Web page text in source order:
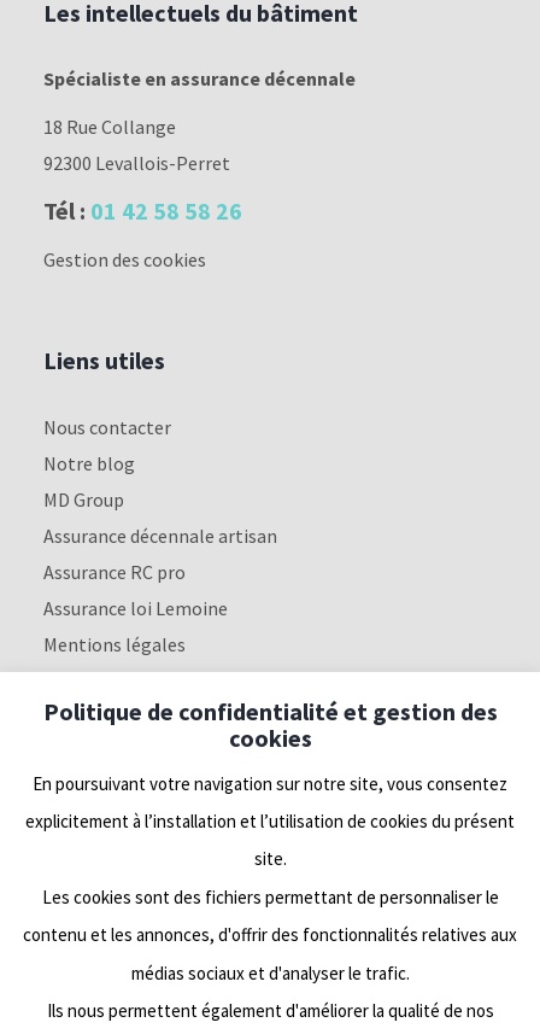
Les intellectuels du bâtiment
Spécialiste en assurance décennale
18 Rue Collange
92300 Levallois-Perret
Tél : 01 42 58 58 26
Gestion des cookies
Liens utiles
Nous contacter
Notre blog
MD Group
Assurance décennale artisan
Assurance RC pro
Assurance loi Lemoine
Mentions légales
Politique de confidentialité
Nous suivre
Facebook
Politique de confidentialité et gestion des
cookies
En poursuivant votre navigation sur notre site, vous consentez
explicitement à l’installation et l’utilisation de cookies du présent
site.
Les cookies sont des fichiers permettant de personnaliser le
contenu et les annonces, d'offrir des fonctionnalités relatives aux
médias sociaux et d'analyser le trafic.
Ils nous permettent également d'améliorer la qualité de nos